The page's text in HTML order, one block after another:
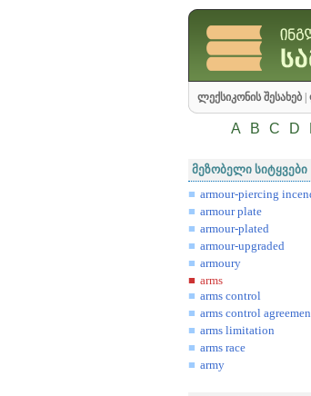
ლექსიკონის შესახებ
A B C D
მეზობელი სიტყვები
armour-piercing
armour plate
armour-plated
armour-upgraded
armoury
arms
arms control
arms control
arms limitation
arms race
army